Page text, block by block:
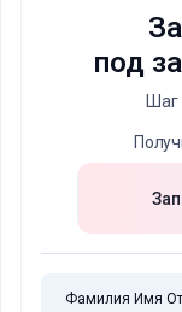
под
Шаг
Фамилия Имя